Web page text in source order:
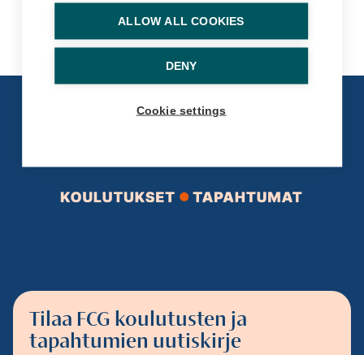
Tilaa FCG koulutusten ja
tapahtumien uutiskirje
ALLOW ALL COOKIES
DENY
Cookie settings